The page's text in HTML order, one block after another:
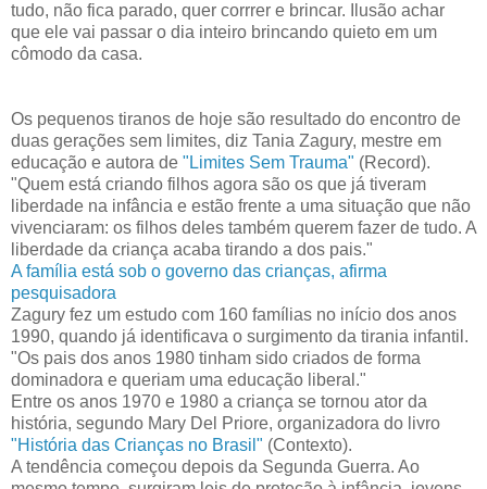
tudo, não fica parado, quer corrrer e brincar. Ilusão achar
que ele vai passar o dia inteiro brincando quieto em um
cômodo da casa.
Os pequenos tiranos de hoje são resultado do encontro de
duas gerações sem limites, diz Tania Zagury, mestre em
educação e autora de "Limites Sem Trauma" (Record).
"Quem está criando filhos agora são os que já tiveram
liberdade na infância e estão frente a uma situação que não
vivenciaram: os filhos deles também querem fazer de tudo. A
liberdade da criança acaba tirando a dos pais."
A família está sob o governo das crianças, afirma
pesquisadora
Zagury fez um estudo com 160 famílias no início dos anos
1990, quando já identificava o surgimento da tirania infantil.
"Os pais dos anos 1980 tinham sido criados de forma
dominadora e queriam uma educação liberal."
Entre os anos 1970 e 1980 a criança se tornou ator da
história, segundo Mary Del Priore, organizadora do livro
"História das Crianças no Brasil" (Contexto).
A tendência começou depois da Segunda Guerra. Ao